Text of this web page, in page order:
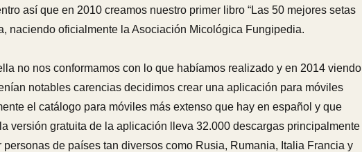
así que en 2010 creamos nuestro primer libro “Las 50 mejores setas
naciendo oficialmente la Asociación Micológica Fungipedia.
no nos conformamos con lo que habíamos realizado y en 2014 viendo
notables carencias decidimos crear una aplicación para móviles
el catálogo para móviles más extenso que hay en español y que
versión gratuita de la aplicación lleva 32.000 descargas principalmente
de países tan diversos como Rusia, Rumania, Italia Francia y